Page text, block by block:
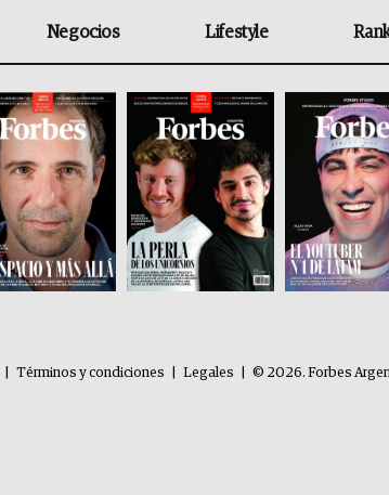
Negocios Lifestyle
Términos y condiciones Legales
© 2026. Forbes